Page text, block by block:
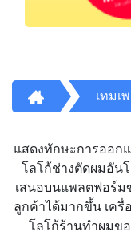
เทมเ
แสดงทักษะการออก
โลโก้ช่างตัดผมอัน
เสนอบนแพลตฟอร์ม
ลูกค้าได้มากขึ้น เครื่
โลโก้ร้านทำผมข